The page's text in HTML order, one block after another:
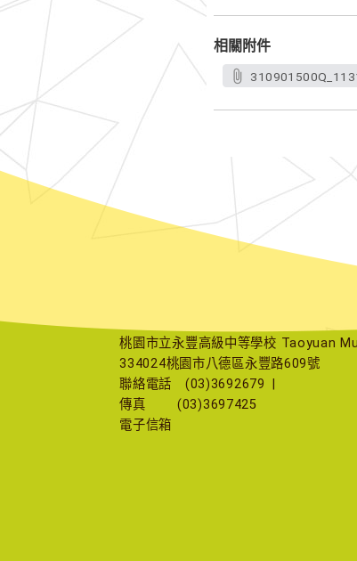
相關附件
桃園市立永豐高級中等學校 Taoyuan
334024桃園市八德區永豐路609號
聯絡電話
(03)3692679
傳真
(03)3697425
電子信箱